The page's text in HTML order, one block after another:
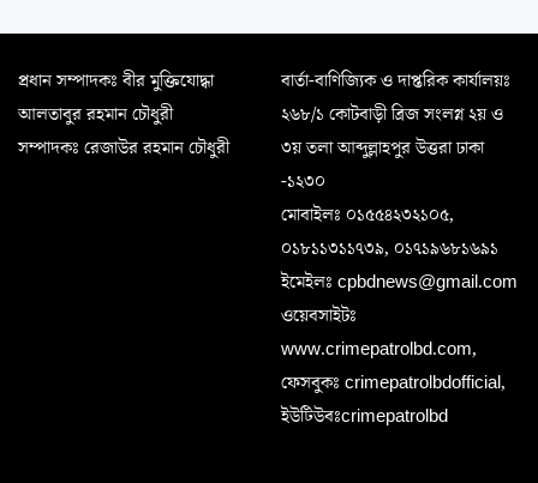
প্রধান সম্পাদকঃ বীর মুক্তিযোদ্ধা
আলতাবুর রহমান চৌধুরী
সম্পাদকঃ রেজাউর রহমান চৌধুরী
বার্তা-বাণিজ্যিক ও দাপ্তরিক কার্যালয়ঃ
২৬৮/১ কোটবাড়ী ব্রিজ সংলগ্ন ২য় ও
৩য় তলা আব্দুল্লাহপুর উত্তরা ঢাকা
-১২৩০
মোবাইলঃ ০১৫৫৪২৩২১০৫,
০১৮১১৩১১৭৩৯, ০১৭১৯৬৮১৬৯১
ইমেইলঃ cpbdnews@gmail.com
ওয়েবসাইটঃ
www.crimepatrolbd.com,
ফেসবুকঃ crimepatrolbdofficial,
ইউটিউবঃcrimepatrolbd